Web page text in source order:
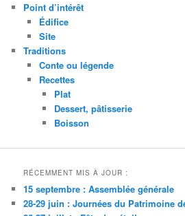
Point d’intérêt
Édifice
Site
Traditions
Conte ou légende
Recettes
Plat
Dessert, pâtisserie
Boisson
RÉCEMMENT MIS À JOUR :
15 septembre : Assemblée générale
28-29 juin : Journées du Patrimoine